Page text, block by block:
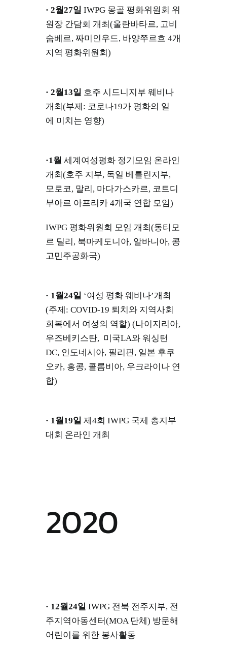
· 2월27일 IWPG 몽골 평화위원회 위
원장 간담회 개최(울란바타르, 고비
숨베르, 짜미인우드, 바양쭈르흐 4개
지역 평화위원회)
· 2월13일 호주 시드니지부 웨비나
개최(부제: 코로나19가 평화의 일
에 미치는 영향)
·1월 세계여성평화 정기모임 온라인
개최(호주 지부, 독일 베를린지부,
모로코, 말리, 마다가스카르, 코트디
부아르 아프리카 4개국 연합 모임)
IWPG 평화위원회 모임 개최(동티모
르 딜리, 북마케도니아, 알바니아, 콩
고민주공화국)
· 1월24일 ‘여성 평화 웨비나’개최
(주제: COVID-19 퇴치와 지역사회
회복에서 여성의 역할) (나이지리아,
우즈베키스탄, 미국LA와 워싱턴
DC, 인도네시아, 필리핀, 일본 후쿠
오카, 홍콩, 콜롬비아, 우크라이나 연
합)
· 1월19일 제4회 IWPG 국제 총지부
대회 온라인 개최
2020
· 12월24일 IWPG 전북 전주지부, 전
주지역아동센터(MOA 단체) 방문해
어린이를 위한 봉사활동